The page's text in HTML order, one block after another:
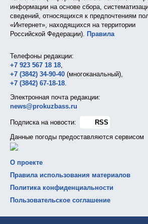
информации на основе сбора,
сведений, относящихся к предпочтениям
«Интернет», находящихся на территории
Российской Федерации). Правила
Телефоны редакции:
+7 923 567 18 18,
+7 (3842) 34-90-40 (многоканальный),
+7 (3842) 67-18-18.
Электронная почта редакции:
news@prokuzbass.ru
Подписка на новости:
RSS
Данные погоды предоставляются сервисом
О проекте
Правила использования материалов
Политика конфиденциальности
Пользовательское соглашение